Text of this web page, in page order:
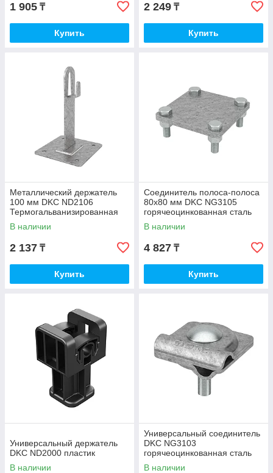
1 905 ₸
Купить
2 249 ₸
Купить
Металлический держатель
100 мм DKC ND2106
Термогальванизированная
сталь
В наличии
2 137 ₸
Купить
Соединитель полоса-полоса
80х80 мм DKC NG3105
горячеоцинкованная сталь
В наличии
4 827 ₸
Купить
Универсальный держатель
DKC ND2000 пластик
В наличии
Универсальный соединитель
DKC NG3103
горячеоцинкованная сталь
В наличии